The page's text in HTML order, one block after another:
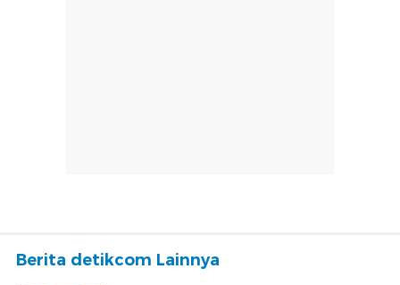
Berita detikcom Lainnya